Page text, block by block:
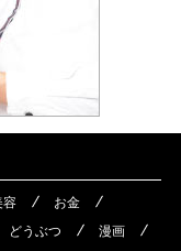
容
お金
どうぶつ
漫画